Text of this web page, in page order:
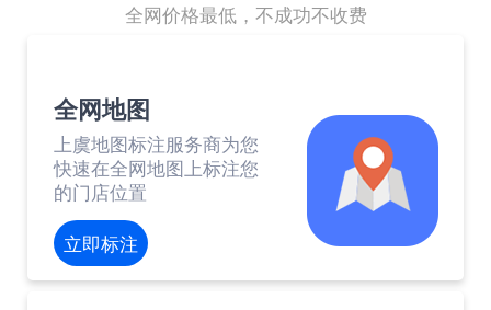
全网价格最低，不成功不收费
全网地图
上虞地图标注服务商为您
快速在全网地图上标注您
的门店位置
立即标注